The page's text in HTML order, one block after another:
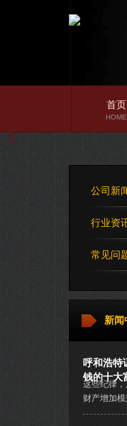
首页
HOME
公司新
行业资
常见问
新闻
呼和浩特
钱的十大
这些纪律
财产增加模